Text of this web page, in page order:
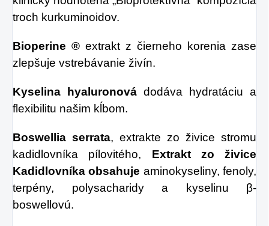
troch kurkuminoidov.
Bioperine ® extrakt z čierneho korenia zase
zlepšuje vstrebávanie živín.
Kyselina hyaluronová dodáva hydratáciu a
flexibilitu našim kĺbom.
Boswellia serrata, extrakte zo živice stromu
kadidlovníka pílovitého, Extrakt zo živice
Kadidlovníka obsahuje aminokyseliny, fenoly,
terpény, polysacharidy a kyselinu β-
boswellovú.